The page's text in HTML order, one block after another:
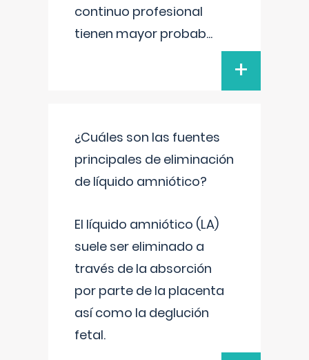
continuo profesional
tienen mayor probab...
+
¿Cuáles son las fuentes
principales de eliminación
de líquido amniótico?
El líquido amniótico (LA)
suele ser eliminado a
través de la absorción
por parte de la placenta
así como la deglución
fetal.